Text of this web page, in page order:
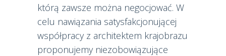
którą zawsze można negocjować. W
celu nawiązania satysfakcjonującej
współpracy z architektem krajobrazu
proponujemy niezobowiązujące